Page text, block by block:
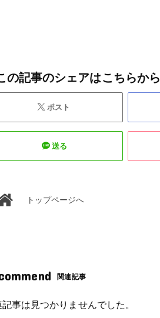
の記事のシェアはこちらから
ポスト
送る
トップページへ
関連記事
記事は見つかりませんでした。